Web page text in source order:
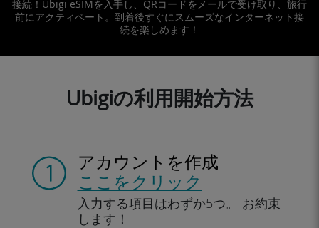
接続！Ubigi eSIMを入手し、QRコードをメールで受け取り、旅行
前にアクティベート。到着後すぐにスムーズなインターネット接
続を楽しめます！
Ubigiの利用開始方法
アカウントを作成
ここをクリック
入力する項目はわずか5つ。
お約束
します！